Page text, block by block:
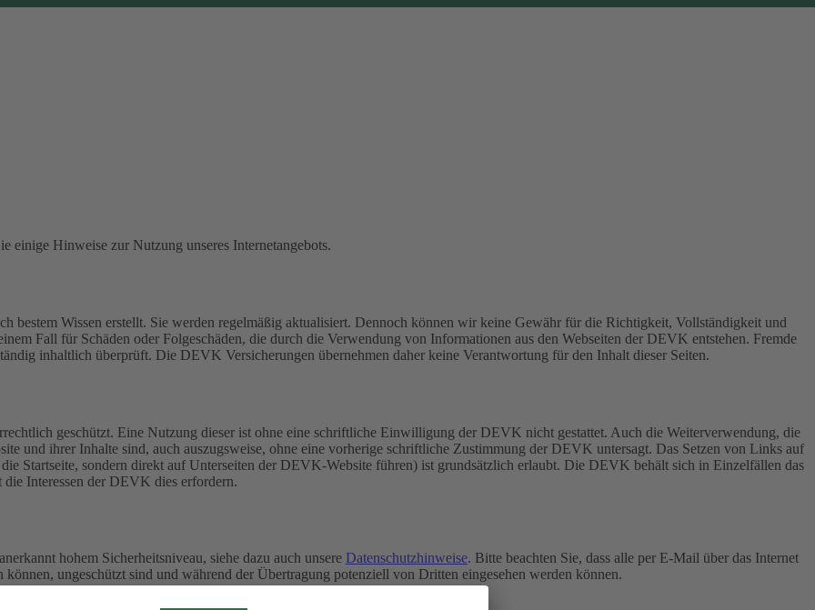
einige Hinweise zur Nutzung unseres Internetangebots.
bestem Wissen erstellt. Sie werden regelmäßig aktualisiert. Dennoch können wir keine Gewähr für die Richtigkeit, Vollständigkeit und
Fall für Schäden oder Folgeschäden, die durch die Verwendung von Informationen aus den Webseiten der DEVK entstehen. Fremde
inhaltlich überprüft. Die DEVK Versicherungen übernehmen daher keine Verantwortung für den Inhalt dieser Seiten.
geschützt. Eine Nutzung dieser ist ohne eine schriftliche Einwilligung der DEVK nicht gestattet. Auch die Weiterverwendung, die
und ihrer Inhalte sind, auch auszugsweise, ohne eine vorherige schriftliche Zustimmung der DEVK untersagt. Das Setzen von Links auf
Startseite, sondern direkt auf Unterseiten der DEVK-Website führen) ist grundsätzlich erlaubt. Die DEVK behält sich in Einzelfällen das
Interessen der DEVK dies erfordern.
hohem Sicherheitsniveau, siehe dazu auch unsere Datenschutzhinweise. Bitte beachten Sie, dass alle per E-Mail über das Internet
ungeschützt sind und während der Übertragung potenziell von Dritten eingesehen werden können.